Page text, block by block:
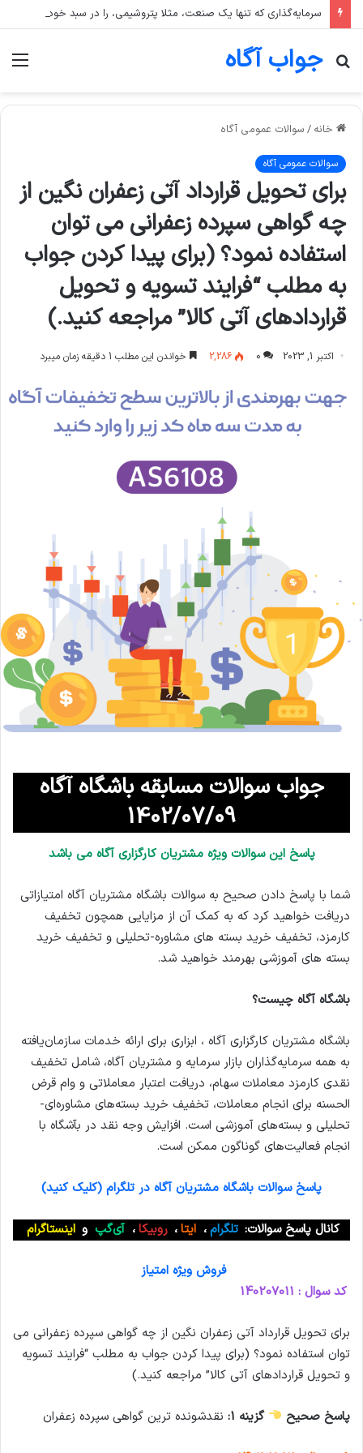
جواب آگاه
جستجو
خانه / سوالات عمومی آگاه
سوالات عمومی آگاه
برای تحویل قرارداد آتی زعفران نگین از
چه گواهی سپرده زعفرانی می توان
استفاده نمود؟ (برای پیدا کردن جواب
به مطلب “فرایند تسویه و تحویل
قراردادهای آتی کالا” مراجعه کنید.)
اکتبر 1, 2023 0
2,286 خواندن این مطلب 1 دقیقه زمان میبرد
جواب سوالات مسابقه باشگاه آگاه
1402/07/09
پاسخ این سوالات ویژه مشتریان کارگزاری آگاه می باشد
شما با پاسخ دادن صحیح به سوالات باشگاه مشتریان آگاه امتیازاتی
دریافت خواهید کرد که به کمک آن از مزایایی همچون تخفیف
کارمزد، تخفیف خرید بسته های مشاوره-تحلیلی و تخفیف خرید
بسته های آموزشی بهرمند خواهید شد.
باشگاه آگاه چیست؟
باشگاه مشتریان کارگزاری آگاه ، ابزاری برای ارائه خدمات سازمان‌یافته
به همه سرمایه‌گذاران بازار سرمایه و مشتریان آگاه، شامل تخفیف
نقدی کارمزد معاملات سهام، دریافت اعتبار معاملاتی و وام قرض
الحسنه برای انجام معاملات، تخفیف خرید بسته‌های مشاوره‌ای-
تحلیلی و بسته‌های آموزشی است. افزایش وجه نقد در بآشگاه با
انجام فعالیت‌های گوناگون ممکن است.
پاسخ سوالات باشگاه مشتریان آگاه در تلگرام (کلیک کنید)
کانال پاسخ سوالات: تلگرام، ایتا، روبیکا، آی‌گپ و اینستاگرام
فروش ویژه امتیاز
کد سوال : 140207011
برای تحویل قرارداد آتی زعفران نگین از چه گواهی سپرده زعفرانی می
توان استفاده نمود؟ (برای پیدا کردن جواب به مطلب “فرایند تسویه
و تحویل قراردادهای آتی کالا” مراجعه کنید.)
پاسخ صحیح گزینه 1: نقدشونده ترین گواهی سپرده زعفران